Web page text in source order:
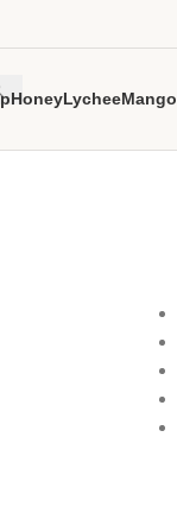
HoneyLycheeMango